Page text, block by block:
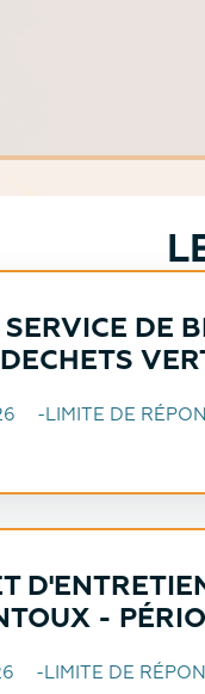
SERVICE DE
LIMITE DE
-
LIMITE DE